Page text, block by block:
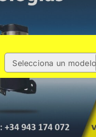
Selecciona un modelo